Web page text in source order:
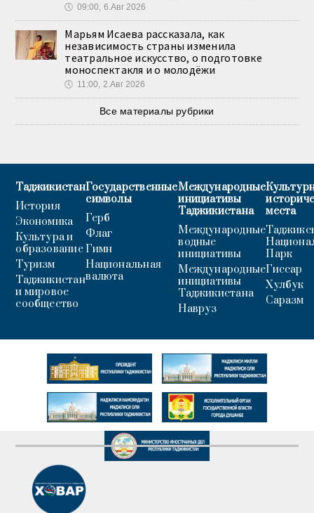
🕔 09:00, 6.Авг 2026
Марьям Исаева рассказала, как
независимость страны изменила
театральное искусство, о подготовке
моноспектакля и о молодёжи
🕔 11:00, 2.Авг 2026
Все материалы рубрики
Таджикистан
История
Экономика
Культура и
образование
Туризм
Таджикистан
и мировое
сообщество
Государственные
символы
Герб
Флаг
Гимн
Национальная
валюта
Международные
инициативы
Таджикистана
Международные
водные
инициативы
Международные
инициативы
Таджикистана
Навруз
места
Парк
Гиссар
Хулбук
Саразм